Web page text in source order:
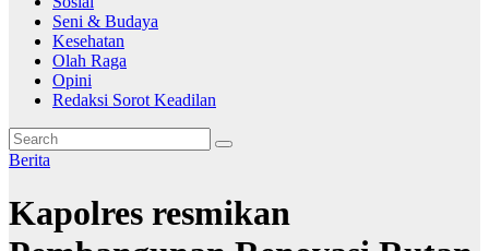
Seni & Budaya
Kesehatan
Olah Raga
Opini
Redaksi Sorot Keadilan
Berita
Kapolres resmikan